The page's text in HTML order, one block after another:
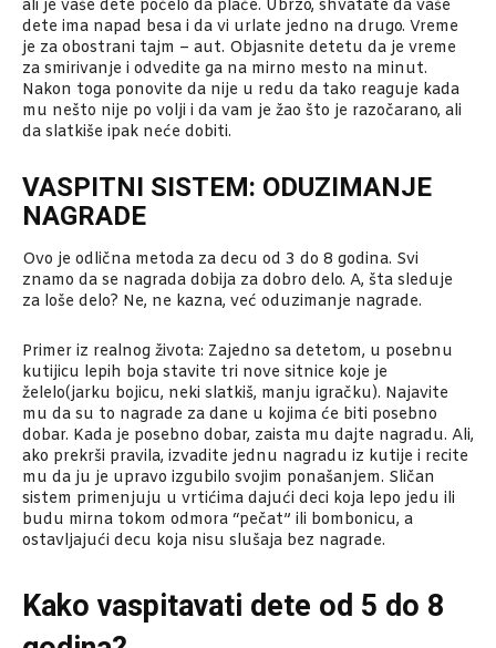
ali je vaše dete počelo da plače. Ubrzo, shvatate da vaše
dete ima napad besa i da vi urlate jedno na drugo. Vreme
je za obostrani tajm – aut. Objasnite detetu da je vreme
za smirivanje i odvedite ga na mirno mesto na minut.
Nakon toga ponovite da nije u redu da tako reaguje kada
mu nešto nije po volji i da vam je žao što je razočarano, ali
da slatkiše ipak neće dobiti.
VASPITNI SISTEM: ODUZIMANJE
NAGRADE
Ovo je odlična metoda za decu od 3 do 8 godina. Svi
znamo da se nagrada dobija za dobro delo. A, šta sleduje
za loše delo? Ne, ne kazna, već oduzimanje nagrade.
Primer iz realnog života: Zajedno sa detetom, u posebnu
kutijicu lepih boja stavite tri nove sitnice koje je
želelo(jarku bojicu, neki slatkiš, manju igračku). Najavite
mu da su to nagrade za dane u kojima će biti posebno
dobar. Kada je posebno dobar, zaista mu dajte nagradu. Ali,
ako prekrši pravila, izvadite jednu nagradu iz kutije i recite
mu da ju je upravo izgubilo svojim ponašanjem. Sličan
sistem primenjuju u vrtićima dajući deci koja lepo jedu ili
budu mirna tokom odmora “pečat” ili bombonicu, a
ostavljajući decu koja nisu slušaja bez nagrade.
Kako vaspitavati dete od 5 do 8